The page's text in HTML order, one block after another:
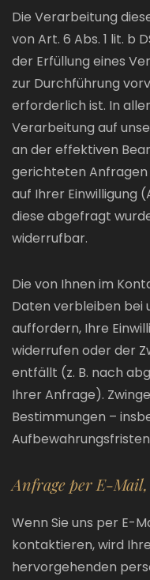
Die Verarbeitung
von Art. 6 Abs. 1 lit. b
der Erfüllung eines
zur Durchführung
erforderlich ist. In
Verarbeitung auf
an der effektiven
gerichteten Anfragen
auf Ihrer Einwilligung
diese abgefragt
widerrufbar.
Die von Ihnen im
Daten verbleiben bei
auffordern, Ihre
widerrufen oder der
entfällt (z. B. nach
Ihrer Anfrage).
Bestimmungen –
Anfrage per E-
Wenn Sie uns per E-
kontaktieren, wird
hervorgehenden